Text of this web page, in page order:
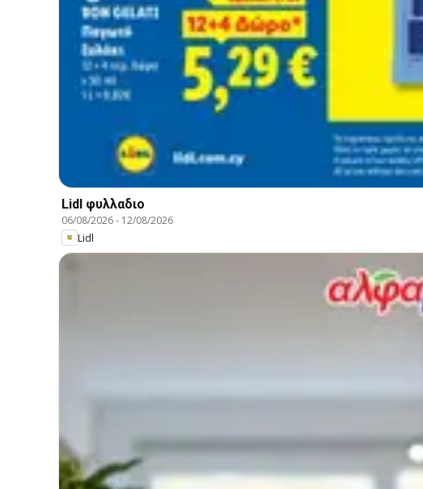
Lidl φυλλαδιο
06/08/2026- 12/08/2026
Lidl